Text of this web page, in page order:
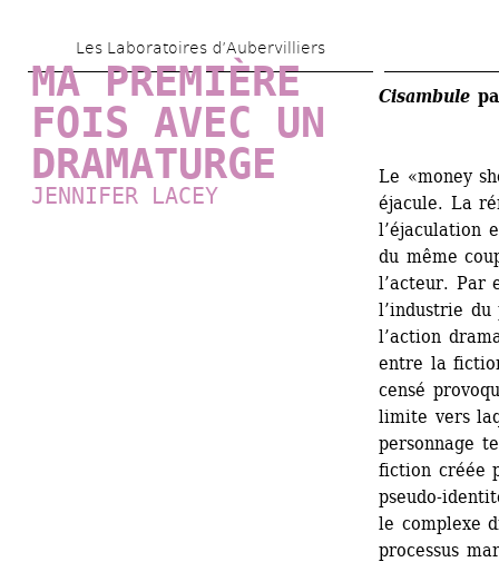
to
main
content
Les Laboratoires d’Aubervilliers
MA PREMIÈRE
FOIS AVEC UN
DRAMATURGE
JENNIFER LACEY
Cisambule
Le «money
éjacule. La
l’éjaculation
du même
l’acteur. Par
l’industrie
l’action
entre la
censé
limite vers
personnage
fiction créée
pseudo-
le complexe
processus